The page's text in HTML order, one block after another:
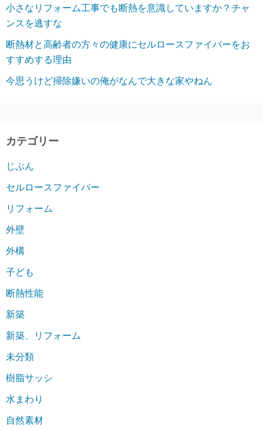
小さなリフォーム工事でも断熱を意識していますか？チャ
ンスを逃すな
断熱材と高齢者の方々の健康にセルロースファイバーをお
すすめする理由
今思うけど掃除嫌いの俺がなんで大きな家やねん
カテゴリー
じぶん
セルロースファイバー
リフォーム
外壁
外構
子ども
断熱性能
新築
新築、リフォーム
未分類
樹脂サッシ
水まわり
自然素材